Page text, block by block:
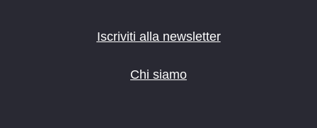
Iscriviti alla newsletter
Chi siamo